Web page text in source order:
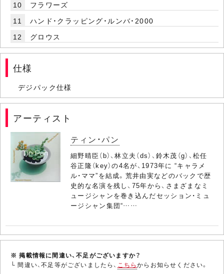
10
フラワーズ
11
ハンド・クラッピング・ルンバ・2000
12
グロウス
仕様
デジパック仕様
アーティスト
ティン・パン
細野晴臣（b）、林立夫（ds）、鈴木茂（g）、松任
谷正隆（key）の4名が、1973年に “キャラメ
ル・ママ”を結成。荒井由実などのバックで歴
史的な名演を残し、75年から、さまざまなミ
ュージシャンを巻き込んだセッション・ミュ
ージシャン集団“……
※ 掲載情報に間違い、不足がございますか？
└ 間違い、不足等がございましたら、 こちらからお知らせください。